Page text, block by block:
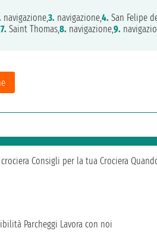
navigazione,3. navigazione,4. San Felipe
7. Saint Thomas,8. navigazione,9.
Consigli per la tua Crociera
Parcheggi Lavora con noi